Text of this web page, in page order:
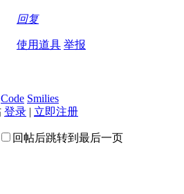
回复
使用道具 举报
Code Smilies
登录 | 立即注册
回帖后跳转到最后一页